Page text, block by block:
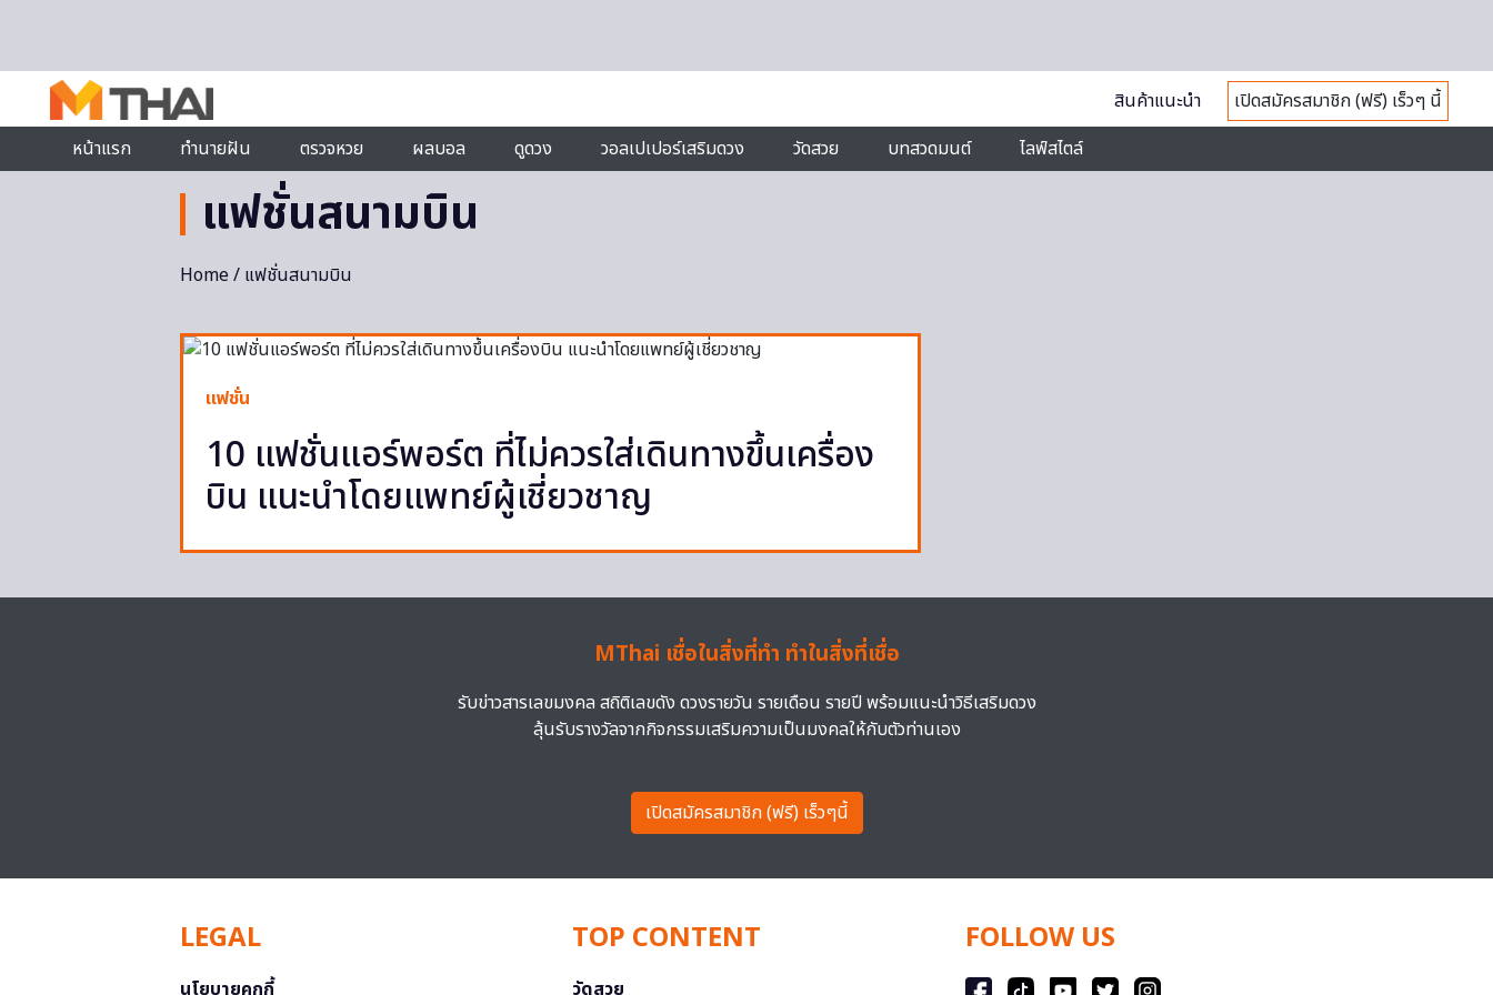
สินค้าแนะนำ
เปิดสมัครสมาชิก (ฟรี) เร็วๆ นี้
หน้าแรก
ทำนายฝัน ตรวจหวย ผลบอล ดูดวง วอลเปเปอร์เสริมดวง วัดสวย บทสวดมนต์ ไลฟ์สไตล์
แฟชั่นสนามบิน
Home/ แฟชั่นสนามบิน
แฟชั่น
10 แฟชั่นแอร์พอร์ต ที่ไม่ควรใส่เดินทางขึ้นเครื่อง
บิน แนะนำโดยแพทย์ผู้เชี่ยวชาญ
MThai เชื่อในสิ่งที่ทำ ทำในสิ่งที่เชื่อ
รับข่าวสารเลขมงคล สถิติเลขดัง ดวงรายวัน รายเดือน รายปี พร้อมแนะนำวิธีเสริมดวง
ลุ้นรับรางวัลจากกิจกรรมเสริมความเป็นมงคลให้กับตัวท่านเอง
เปิดสมัครสมาชิก (ฟรี) เร็วๆนี้
LEGAL
นโยบายคุกกี้
TOP CONTENT
วัดสวย
FOLLOW US